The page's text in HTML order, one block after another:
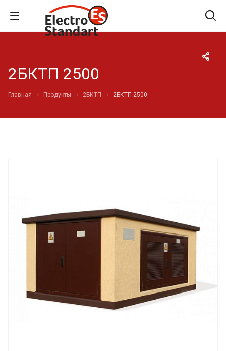
2БКТП 2500
Главная Продукты 2БКТП 2БКТП 2500